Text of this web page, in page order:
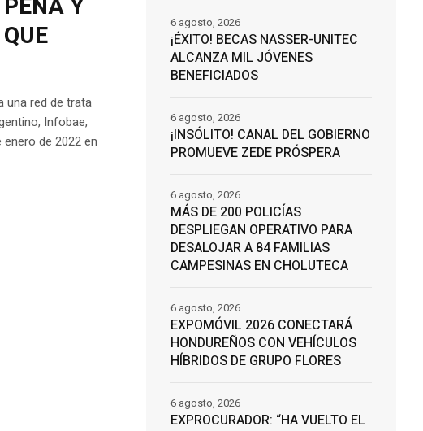
una red de trata
Infobae,
de 2022 en
¡ÉXITO! BECAS NASSER-UNITEC
ALCANZA MIL JÓVENES
BENEFICIADOS
6 agosto, 2026
¡INSÓLITO! CANAL DEL GOBIERNO
PROMUEVE ZEDE PRÓSPERA
6 agosto, 2026
MÁS DE 200 POLICÍAS
DESPLIEGAN OPERATIVO PARA
DESALOJAR A 84 FAMILIAS
CAMPESINAS EN CHOLUTECA
6 agosto, 2026
EXPOMÓVIL 2026 CONECTARÁ
HONDUREÑOS CON VEHÍCULOS
HÍBRIDOS DE GRUPO FLORES
6 agosto, 2026
EXPROCURADOR: “HA VUELTO EL
6 agosto, 2026